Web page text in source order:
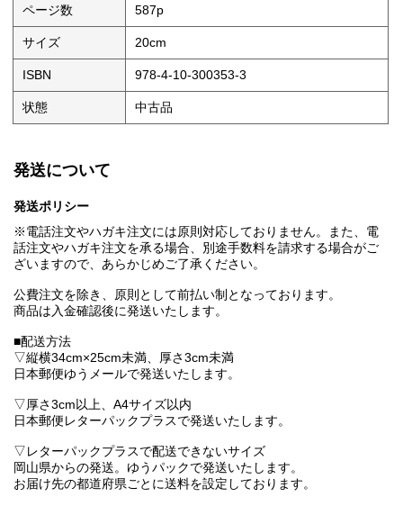
ページ数 587p
サイズ 20cm
ISBN 978-4-10-300353-3
状態 中古品
発送について
発送ポリシー
※電話注文やハガキ注文には原則対応しておりません。また、電
話注文やハガキ注文を承る場合、別途手数料を請求する場合がご
ざいますので、あらかじめご了承ください。
公費注文を除き、原則として前払い制となっております。
商品は入金確認後に発送いたします。
■配送方法
▽縦横34cm×25cm未満、厚さ3cm未満
日本郵便ゆうメールで発送いたします。
▽厚さ3cm以上、A4サイズ以内
日本郵便レターパックプラスで発送いたします。
▽レターパックプラスで配送できないサイズ
岡山県からの発送。ゆうパックで発送いたします。
お届け先の都道府県ごとに送料を設定しております。